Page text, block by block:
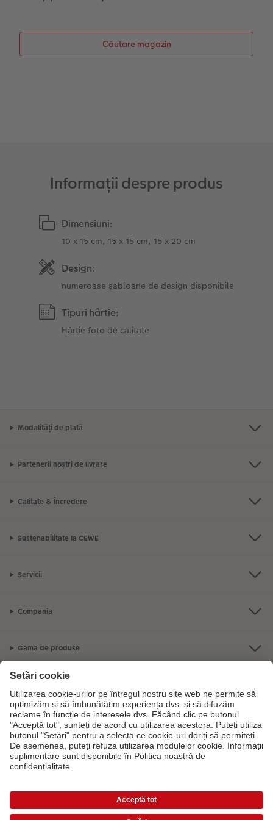
Instant Foto
Sticker instant
Colaje foto
Bandă foto
Căutare magazin
Informații despre produs
Dimensiuni:
10 x 15 cm, 15 x 15 cm, 15 x 20 cm
Design:
numeroase șabloane de design disponibile
Tipuri hârtie:
Hârtie foto de calitate
Modalități de plată
Partenerii noștri de livrare
Calitate & Încredere
Sustenabilitate la CEWE
Servicii
Compania
Gama de produse
să ne contactati telefonic:0316 300 693De luni până duminică: 09:00 -
17:30